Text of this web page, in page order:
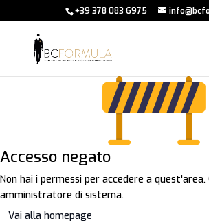
+39 378 083 6975
Accesso negato
Non hai i permessi per accedere a
amministratore di sistema.
Vai alla homepage